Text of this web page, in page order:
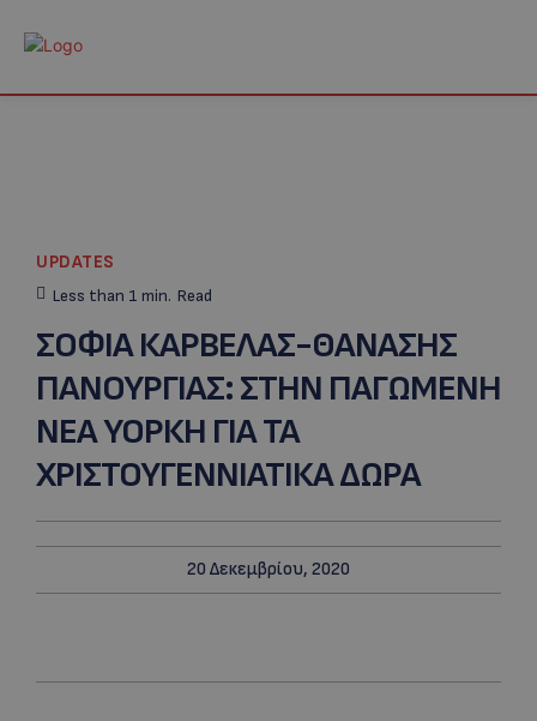
UPDATES
Less than 1 min. Read
ΣΟΦΙΑ ΚΑΡΒΕΛΑΣ-ΘΑΝΑΣΗΣ
ΠΑΝΟΥΡΓΙΑΣ: ΣΤΗΝ ΠΑΓΩΜΕΝΗ
ΝΕΑ ΥΟΡΚΗ ΓΙΑ ΤΑ
ΧΡΙΣΤΟΥΓΕΝΝΙΑΤΙΚΑ ΔΩΡΑ
20 Δεκεμβρίου, 2020